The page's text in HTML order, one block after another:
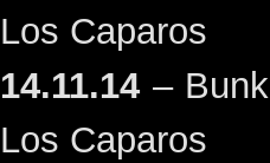
Los Caparos
14.11.14 –
Los Caparos